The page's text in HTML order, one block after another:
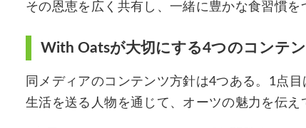
その恩恵を広く共有し、一緒に豊かな食習慣
With Oatsが大切にする4つのコンテ
同メディアのコンテンツ方針は4つある。1点
生活を送る人物を通じて、オーツの魅力を伝え